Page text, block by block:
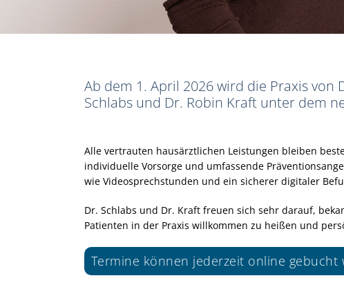
Ab dem 1. April 2026 wird die Praxis von
Schlabs und Dr. Robin Kraft unter dem
Alle vertrauten hausärztlichen Leistungen bleiben
individuelle Vorsorge und umfassende
wie Videosprechstunden und ein sicherer digitaler
Dr. Schlabs und Dr. Kraft freuen sich sehr darauf,
Patienten in der Praxis willkommen zu heißen und
Termine können jederzeit online gebucht